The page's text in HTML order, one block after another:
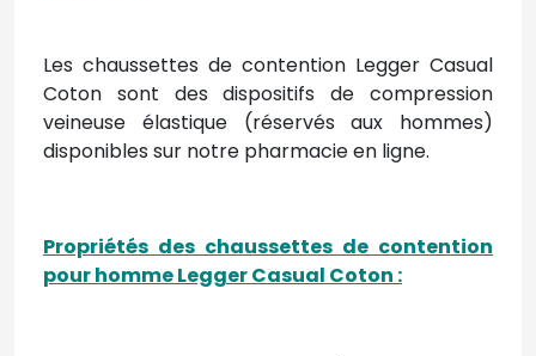
Les chaussettes de contention Legger Casual
Coton sont des dispositifs de compression
veineuse élastique (réservés aux hommes)
disponibles sur notre pharmacie en ligne.
Propriétés des chaussettes de contention
pour homme Legger Casual Coton :